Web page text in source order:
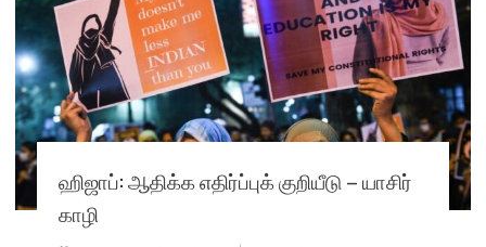
ஹிஜாப்: ஆதிக்க எதிர்ப்புக் குறியீடு – யாசிர்
காழி